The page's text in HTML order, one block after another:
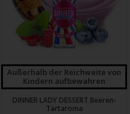
Außerhalb der Reichweite von
Kindern aufbewahren
DINNER LADY DESSERT Beeren-
Tartaroma